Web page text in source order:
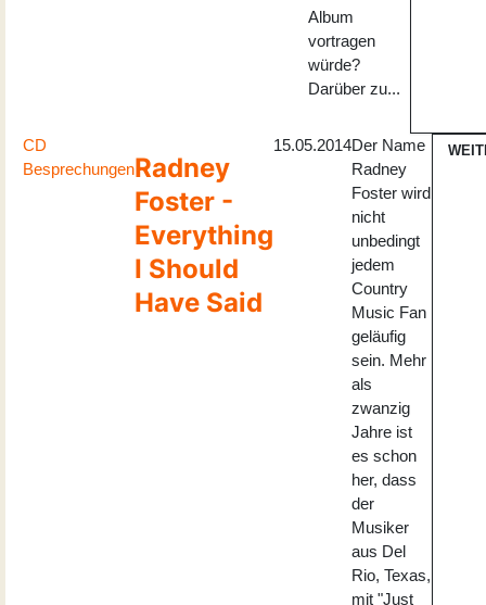
Album
vortragen
würde?
Darüber zu...
CD
BesprechungenRadney
Foster -
Everything
I Should
Have Said
15.05.2014Der Name
Radney
Foster wird
nicht
unbedingt
jedem
Country
Music Fan
geläufig
sein. Mehr
als
zwanzig
Jahre ist
es schon
her, dass
der
Musiker
aus Del
Rio, Texas,
mit "Just